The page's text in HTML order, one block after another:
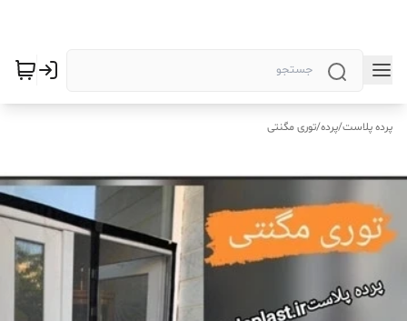
پرده پلاست/پرده/توری مگنتی